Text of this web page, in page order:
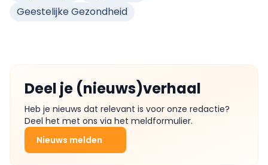
Geestelijke Gezondheid
Deel je (nieuws)verhaal
Heb je nieuws dat relevant is voor onze redactie?
Deel het met ons via het meldformulier.
Nieuws melden